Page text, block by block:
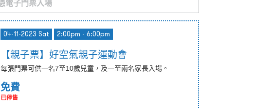
04-11-2023 Sat 2:00pm - 6:00pm
【親子票】好空氣親子運動會
每張門票可供一名7至10歲兒童，及一至兩名家長入場。
免費
已停售